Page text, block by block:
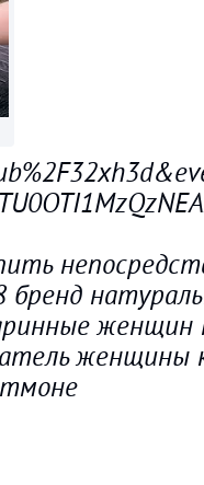
бренд
женщин
женщины